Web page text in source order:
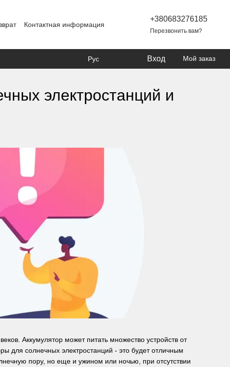
Контактная информация
+380683276185
Перезвонить вам?
Рус Вход Мой заказ
электростанций и
Аккумулятор может питать множество устройств от
для солнечных электростанций - это будет отличным
пору, но еще и ужином или ночью, при отсутствии